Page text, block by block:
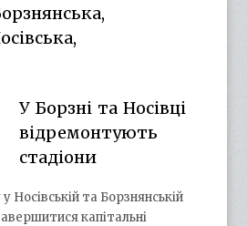
У Борзні та Носівці
відремонтують
стадіони
Носівській та Борзнянській
капітальні